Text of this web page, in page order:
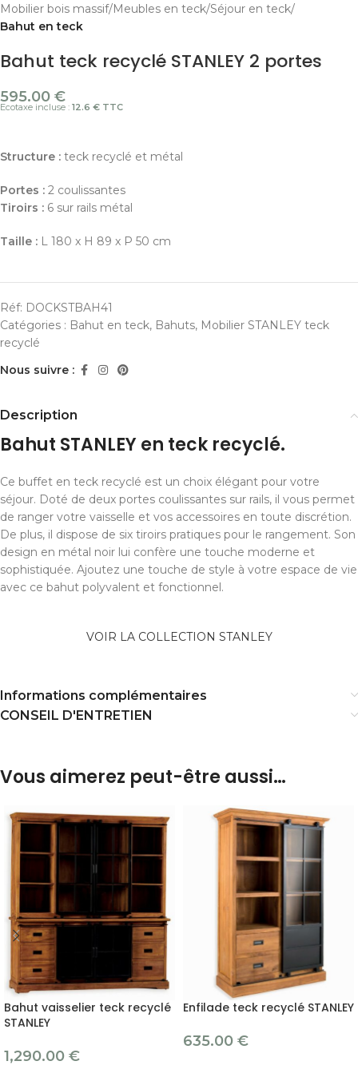
Mobilier bois massif Meubles en teck Séjour en teck
Bahut en teck
Bahut teck recyclé STANLEY 2 portes
595.00 €
Ecotaxe incluse : 12.6 € TTC
Structure : teck recyclé et métal
Portes : 2 coulissantes
Tiroirs : 6 sur rails métal
Taille : L 180 x H 89 x P 50 cm
Réf: DOCKSTBAH41
Catégories : Bahut en teck, Bahuts, Mobilier STANLEY teck
recyclé
Nous suivre :
Description
Bahut STANLEY en teck recyclé.
Ce buffet en teck recyclé est un choix élégant pour votre
séjour. Doté de deux portes coulissantes sur rails, il vous permet
de ranger votre vaisselle et vos accessoires en toute discrétion.
De plus, il dispose de six tiroirs pratiques pour le rangement. Son
design en métal noir lui confère une touche moderne et
sophistiquée. Ajoutez une touche de style à votre espace de vie
avec ce bahut polyvalent et fonctionnel.
VOIR LA COLLECTION STANLEY
Informations complémentaires
CONSEIL D'ENTRETIEN
Vous aimerez peut-être aussi…
Bahut vaisselier teck recyclé
STANLEY
1,290.00 €
Enfilade teck recyclé STANLEY
635.00 €